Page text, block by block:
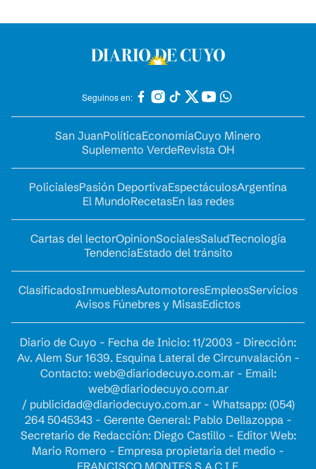
Seguinos en:
San JuanPolíticaEconomíaCuyo Minero
Suplemento VerdeRevista OH
PolicialesPasión DeportivaEspectáculosArgentina
El MundoRecetasEn las redes
Cartas del lectorOpinionSocialesSaludTecnología
TendenciaEstado del tránsito
ClasificadosInmueblesAutomotoresEmpleosServicios
Avisos Fúnebres y MisasEdictos
Diario de Cuyo - Fecha de Inicio: 11/2003 - Dirección:
Av. Alem Sur 1639. Esquina Lateral de Circunvalación -
Contacto: web@diariodecuyo.com.ar- Email:
web@diariodecuyo.com.ar
/ publicidad@diariodecuyo.com.ar- Whatsapp: (054)
264 5045343 - Gerente General: Pablo Dellazoppa -
Secretario de Redacción: Diego Castillo - Editor Web:
Mario Romero - Empresa propietaria del medio -